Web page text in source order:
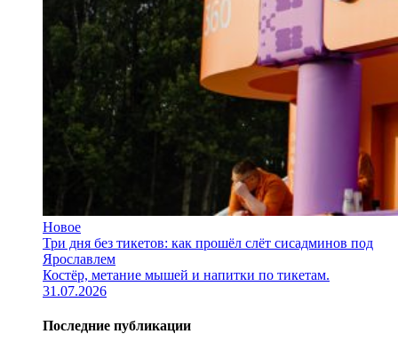
Новое
Три дня без тикетов: как прошёл слёт сисадминов под
Ярославлем
Костёр, метание мышей и напитки по тикетам.
31.07.2026
Последние публикации